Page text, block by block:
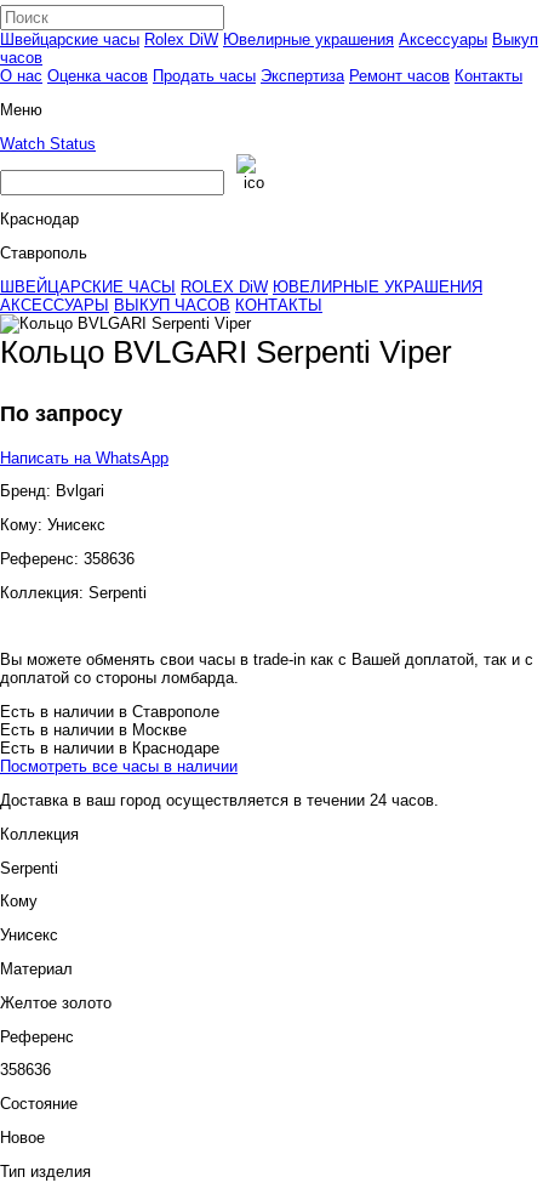
Швейцарские часы Rolex DiW Ювелирные украшения Аксессуары Выкуп
часов
О нас Оценка часов Продать часы Экспертиза Ремонт часов Контакты
Меню
Watch Status
Краснодар
Ставрополь
ШВЕЙЦАРСКИЕ ЧАСЫ
ROLEX DiW ЮВЕЛИРНЫЕ УКРАШЕНИЯ
АКСЕССУАРЫ
ВЫКУП ЧАСОВ КОНТАКТЫ
Кольцо BVLGARI Serpenti Viper
По запросу
Написать на WhatsApp
Бренд: Bvlgari
Кому: Унисекс
Референс: 358636
Коллекция: Serpenti
Вы можете обменять свои часы в trade-in как с Вашей доплатой, так и с
доплатой со стороны ломбарда.
Есть в наличии в Ставрополе
Есть в наличии в Москве
Есть в наличии в Краснодаре
Посмотреть все часы в наличии
Доставка в ваш город осуществляется в течении 24 часов.
Коллекция
Serpenti
Кому
Унисекс
Материал
Желтое золото
Референс
358636
Состояние
Новое
Тип изделия